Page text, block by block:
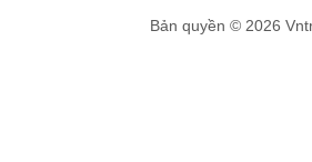
Bản quyền © 2026